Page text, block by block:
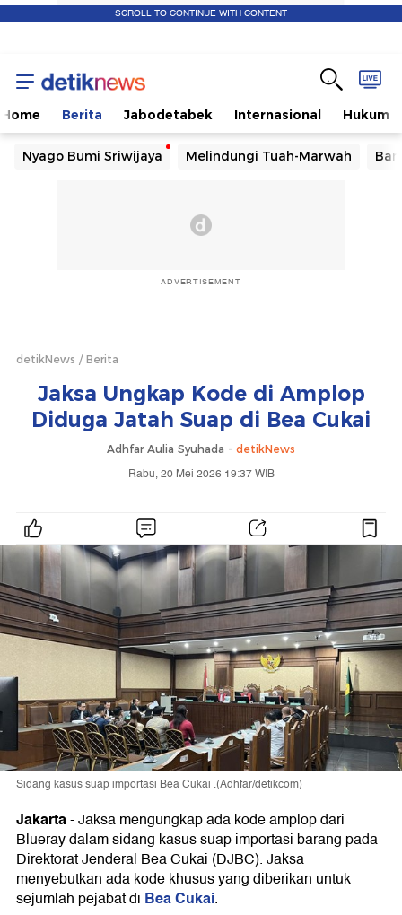
SCROLL TO CONTINUE WITH CONTENT
Home Berita Jabodetabek Internasional Hukum
Nyago Bumi Sriwijaya Melindungi Tuah-Marwah
ADVERTISEMENT
detikNews Berita
Jaksa Ungkap Kode di Amplop
Diduga Jatah Suap di Bea Cukai
Adhfar Aulia Syuhada - detikNews
Rabu, 20 Mei 2026 19:37 WIB
Sidang kasus suap importasi Bea Cukai .(Adhfar/detikcom)
Jakarta-Jaksa mengungkap ada kode amplop dari
Blueray dalam sidang kasus suap importasi barang pada
Direktorat Jenderal Bea Cukai (DJBC). Jaksa
menyebutkan ada kode khusus yang diberikan untuk
sejumlah pejabat di Bea Cukai.